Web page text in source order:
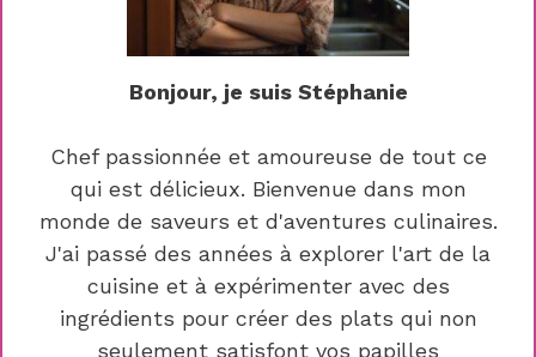
Bonjour, je suis Stéphanie
Chef passionnée et amoureuse de tout ce
qui est délicieux. Bienvenue dans mon
monde de saveurs et d'aventures culinaires.
J'ai passé des années à explorer l'art de la
cuisine et à expérimenter avec des
ingrédients pour créer des plats qui non
seulement satisfont vos papilles